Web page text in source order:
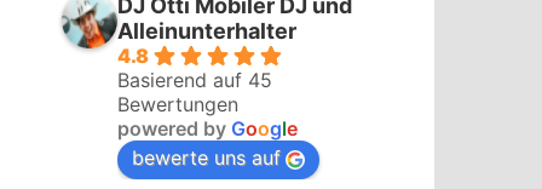
DJ Otti Mobiler DJ und
Alleinunterhalter
4.8
Basierend auf 45
Bewertungen
powered by Google
bewerte uns auf